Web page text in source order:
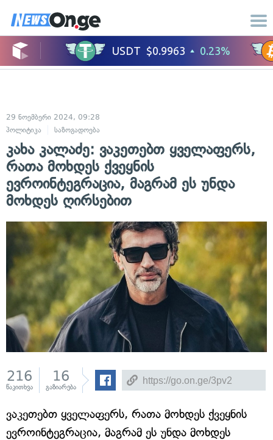
29 ნოემბერი 2024, 09:28
პოლიტიკა
საზოგადოება
კახა კალაძე: ვაკეთებთ ყველაფერს,
რათა მოხდეს ქვეყნის
ევროინტეგრაცია, მაგრამ ეს უნდა
მოხდეს ღირსებით
216
წაკითხვა
16
გაზიარება
ვაკეთებთ ყველაფერს, რათა მოხდეს ქვეყნის
ევროინტეგრაცია, მაგრამ ეს უნდა მოხდეს